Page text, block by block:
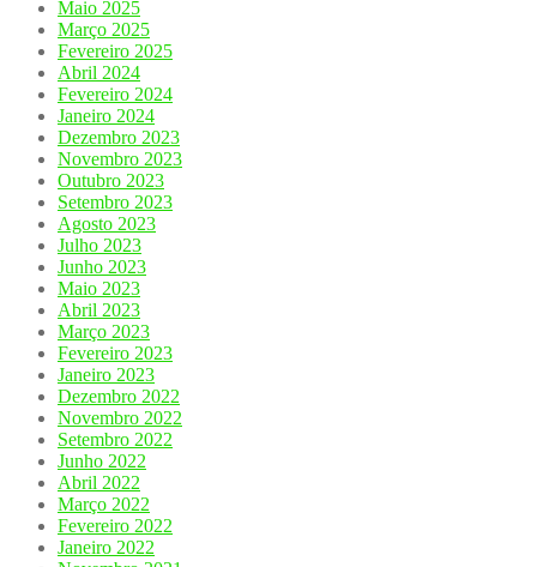
Maio 2025
Março 2025
Fevereiro 2025
Abril 2024
Fevereiro 2024
Janeiro 2024
Dezembro 2023
Novembro 2023
Outubro 2023
Setembro 2023
Agosto 2023
Julho 2023
Junho 2023
Maio 2023
Abril 2023
Março 2023
Fevereiro 2023
Janeiro 2023
Dezembro 2022
Novembro 2022
Setembro 2022
Junho 2022
Abril 2022
Março 2022
Fevereiro 2022
Janeiro 2022